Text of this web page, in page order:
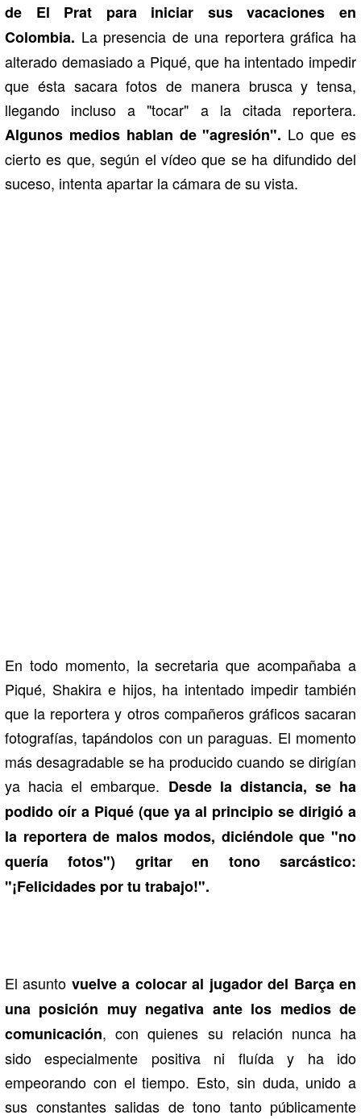
de El Prat para iniciar sus vacaciones en
Colombia. La presencia de una reportera gráfica ha
alterado demasiado a Piqué, que ha intentado impedir
que ésta sacara fotos de manera brusca y tensa,
llegando incluso a "tocar" a la citada reportera.
Algunos medios hablan de "agresión". Lo que es
cierto es que, según el vídeo que se ha difundido del
suceso, intenta apartar la cámara de su vista.
En todo momento, la secretaria que acompañaba a
Piqué, Shakira e hijos, ha intentado impedir también
que la reportera y otros compañeros gráficos sacaran
fotografías, tapándolos con un paraguas. El momento
más desagradable se ha producido cuando se dirigían
ya hacia el embarque. Desde la distancia, se ha
podido oír a Piqué (que ya al principio se dirigió a
la reportera de malos modos, diciéndole que "no
quería fotos") gritar en tono sarcástico:
"¡Felicidades por tu trabajo!".
El asunto vuelve a colocar al jugador del Barça en
una posición muy negativa ante los medios de
comunicación, con quienes su relación nunca ha
sido especialmente positiva ni fluída y ha ido
empeorando con el tiempo. Esto, sin duda, unido a
sus constantes salidas de tono tanto públicamente